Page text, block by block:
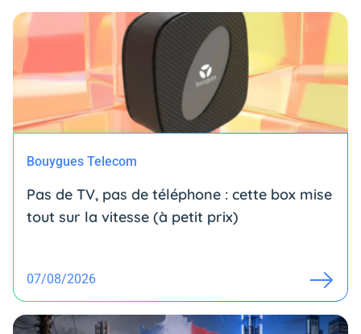
Bouygues Telecom
Pas de TV, pas de téléphone : cette box mise
tout sur la vitesse (à petit prix)
07/08/2026